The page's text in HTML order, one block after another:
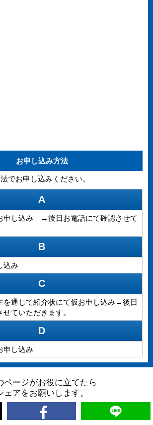
お申し込み方法
でお申し込みください。
A
申し込み →後日お電話にて確認させて
B
込み
C
を通じて紹介状にて仮お申し込み→後日
ていただきます。
D
申し込み
ページがお役に立てたら
ェアをお願いします。